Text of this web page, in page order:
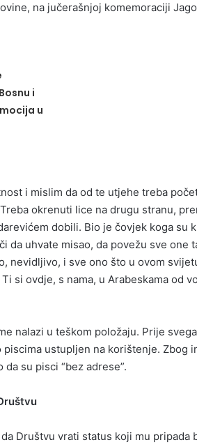
na jučerašnjoj komemoraciji
i
u
i mislim da od te utjehe treba
okrenuti lice na drugu stranu,
dobili. Bio je čovjek koga su
da uhvate misao, da povežu sve one
nevidljivo, i sve ono što u ovom
si ovdje, s nama, u Arabeskama od
nalazi u teškom položaju. Prije
piscima ustupljen na korištenje. Zbog
su pisci “bez adrese”.
Društvu vrati status koji mu pripada